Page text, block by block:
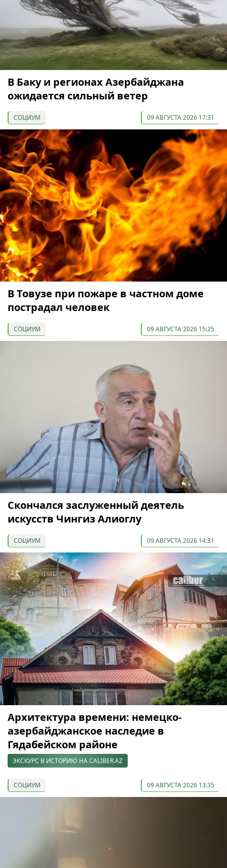
В Баку и регионах Азербайджана
ожидается сильный ветер
СОЦИУМ 09 АВГУСТА 2026 17:31
В Товузе при пожаре в частном доме
пострадал человек
СОЦИУМ 09 АВГУСТА 2026 15:25
Скончался заслуженный деятель
искусств Чингиз Алиоглу
СОЦИУМ 09 АВГУСТА 2026 14:31
Архитектура времени: немецко-
азербайджанское наследие в
Гядабейском районе
ЭКСКУРС В ИСТОРИЮ НА CALIBER.AZ
СОЦИУМ 09 АВГУСТА 2026 13:35